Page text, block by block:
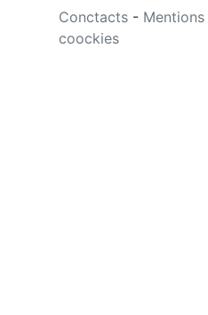
Conctacts -
coockies